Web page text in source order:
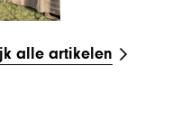
alle artikelen